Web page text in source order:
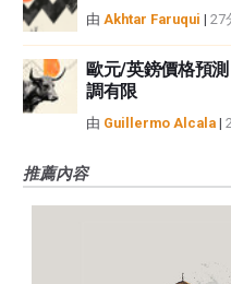
由 Akhtar Faruqui | 27
歐元/英鎊價格預
調有限
由 Guillermo Alcala |
推薦內容